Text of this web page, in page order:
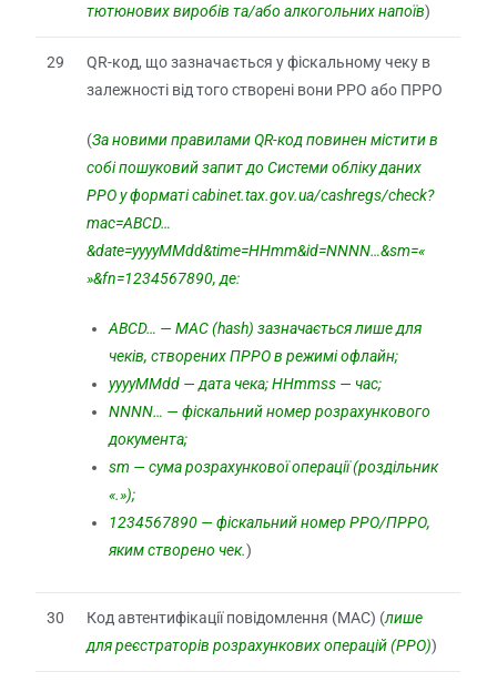
тютюнових виробів та/або алкогольних напоїв)
29
QR-код, що зазначається у фіскальному чеку в
залежності від того створені вони РРО або ПРРО
(За новими правилами QR-код повинен містити в
собі пошуковий запит до Системи обліку даних
РРО у форматі cabinet.tax.gov.ua/cashregs/check?
mac=ABCD…
&date=yyyyMMdd&time=HHmm&id=NNNN…&sm=«
»&fn=1234567890, де:
ABCD… — MAC (hash) зазначається лише для
чеків, створених ПРРО в режимі офлайн;
yyyyMMdd — дата чека; HHmmss — час;
NNNN… — фіскальний номер розрахункового
документа;
sm — сума розрахункової операції (роздільник
«.»);
1234567890 — фіскальний номер РРО/ПРРО,
яким створено чек.)
30 Код автентифікації повідомлення (МАС) (лише
для реєстраторів розрахункових операцій (РРО))